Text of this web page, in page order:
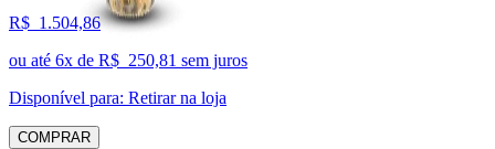
R$ 1.504,86
ou até 6x de R$ 250,81 sem juros
Disponível para: Retirar na loja
COMPRAR